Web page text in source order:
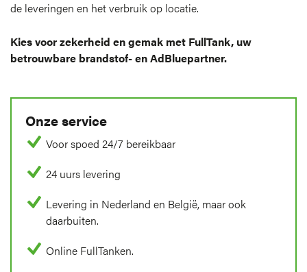
de leveringen en het verbruik op locatie.
Kies voor zekerheid en gemak met FullTank, uw
betrouwbare brandstof- en AdBluepartner.
Onze service
Voor spoed 24/7 bereikbaar
24 uurs levering
Levering in Nederland en België, maar ook
daarbuiten.
Online FullTanken.